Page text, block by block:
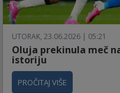
UTORAK, 23.06.2026 | 05:21
Oluja prekinula meč
istoriju
PROČITAJ VIŠE